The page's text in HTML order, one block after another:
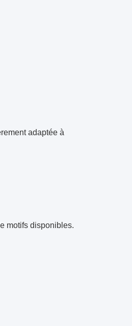
adaptée à
motifs disponibles.